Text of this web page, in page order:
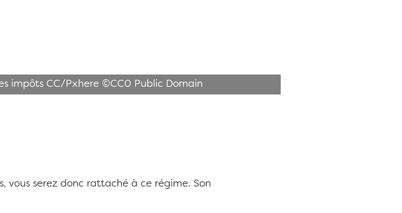
impôts CC/Pxhere ©CC0 Public Domain
vous serez donc rattaché à ce régime. Son